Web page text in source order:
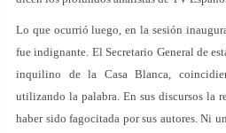
Lo que ocurrió luego, en la sesión
fue indignante. El Secretario General de
inquilino de la Casa Blanca,
utilizando la palabra. En sus discursos la
haber sido fagocitada por sus autores. Ni